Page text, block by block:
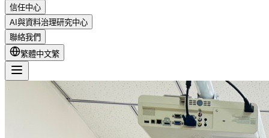
信任中心
AI與資料治理研究中心
聯絡我們
繁體中文繁